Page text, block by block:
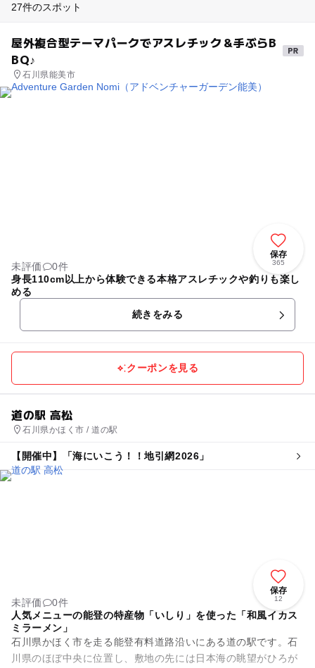
27件のスポット
屋外複合型テーマパークでアスレチック＆手ぶらB
BQ♪
石川県能美市
保存
365
未評価
0件
身長110cm以上から体験できる本格アスレチックや釣りも楽し
める
続きをみる
クーポンを見る
道の駅 高松
石川県かほく市 / 道の駅
【開催中】「海にいこう！！地引網2026」
保存
12
未評価
0件
人気メニューの能登の特産物「いしり」を使った「和風イカス
ミラーメン」
石川県かほく市を走る能登有料道路沿いにある道の駅です。石
川県のほぼ中央に位置し、敷地の先には日本海の眺望がひろが